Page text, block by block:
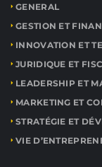
GENERAL
GESTION ET
INNOVATION ET
JURIDIQUE ET
LEADERSHIP ET
MARKETING ET
STRATÉGIE ET
VIE